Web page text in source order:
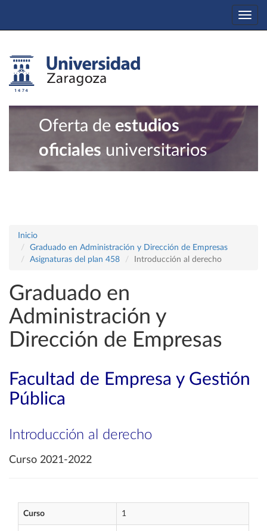
Oferta de estudios
oficiales universitarios
Inicio
Graduado en Administración y Dirección de Empresas
Asignaturas del plan 458
Introducción al derecho
Graduado en
Administración y
Dirección de Empresas
Facultad de Empresa y Gestión
Pública
Introducción al derecho
Curso 2021-2022
Curso 1